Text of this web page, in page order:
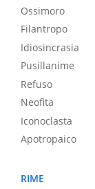
Ossimoro
Filantropo
Idiosincrasia
Pusillanime
Refuso
Neofita
Iconoclasta
Apotropaico
RIME